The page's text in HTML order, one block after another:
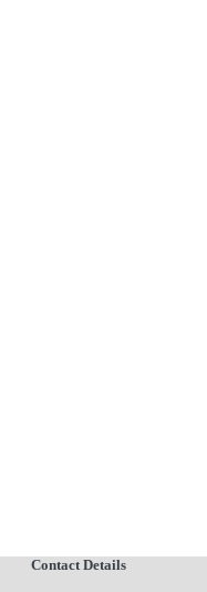
Contact Details